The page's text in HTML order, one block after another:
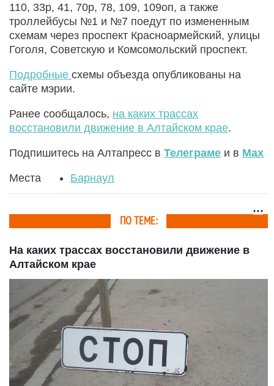
110, 33р, 41, 70р, 78, 109, 109оп, а также
троллейбусы №1 и №7 поедут по измененным
схемам через проспект Красноармейский, улицы
Гоголя, Советскую и Комсомольский проспект.
Подробные схемы объезда опубликованы на
сайте мэрии.
Ранее сообщалось, на каких трассах
восстановили движение в Алтайском крае.
Подпишитесь на Алтапресс в Телеграме и в Max
Места Барнаул
ПО ТЕМЕ:
На каких трассах восстановили движение в
Алтайском крае